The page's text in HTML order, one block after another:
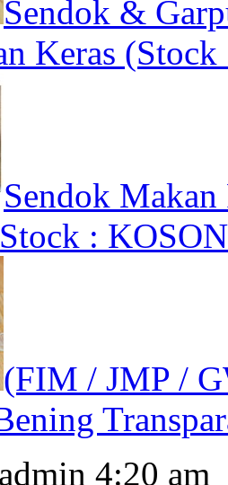
Sendok &
Keras
Sendok
:
(FIM / JMP /
admin 4:20 am